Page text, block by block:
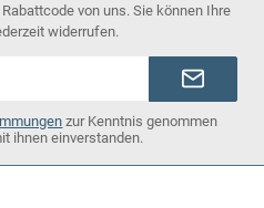
von uns. Sie können Ihre
widerrufen.
zur Kenntnis genommen
ihnen einverstanden.